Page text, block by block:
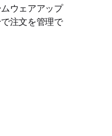
ウェアアップ
注文を管理で